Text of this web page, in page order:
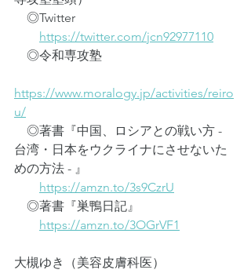
◎Twitter
https://twitter.com/jcn92977110
◎令和専攻塾
https://www.moralogy.jp/activities/reiro
u/
◎著書『中国、ロシアとの戦い方 -
台湾・日本をウクライナにさせないた
めの方法 - 』
https://amzn.to/3s9CzrU
◎著書『巣鴨日記』
https://amzn.to/3OGrVF1
大槻ゆき（美容皮膚科医）